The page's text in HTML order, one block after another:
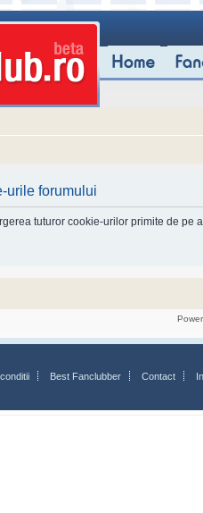
urile forumului
tuturor cookie-urilor primite de pe
Best Fanclubber Contact